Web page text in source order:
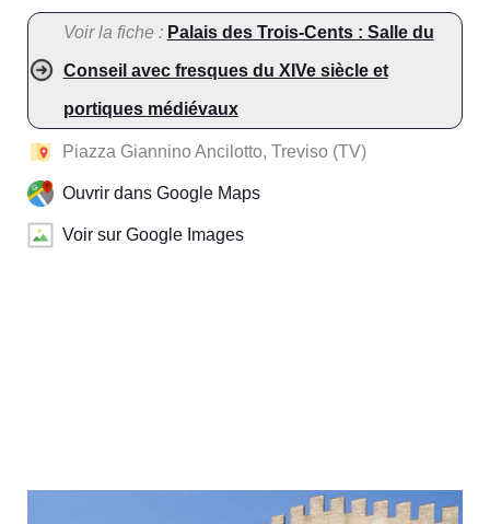
Voir la fiche : Palais des Trois-Cents : Salle du
Conseil avec fresques du XIVe siècle et
portiques médiévaux
Piazza Giannino Ancilotto, Treviso (TV)
Ouvrir dans Google Maps
Voir sur Google Images